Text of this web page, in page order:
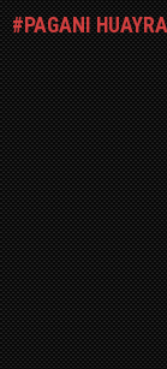
PAGANI HUAYRA